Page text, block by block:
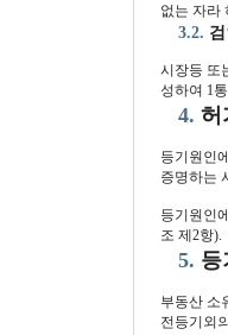
없는 자라
3.2.
시장등 또
성하여 1
4. 허
등기원인
증명하는
등기원인
조 제2항).
5. 등
부동산 소
전등기외